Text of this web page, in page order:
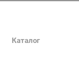
О компании
Каталог